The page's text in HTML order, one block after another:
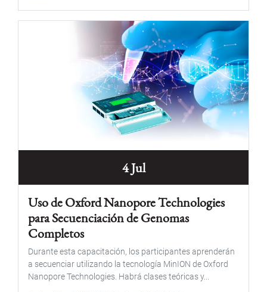
4 Jul
Uso de Oxford Nanopore Technologies
para Secuenciación de Genomas
Completos
Durante esta capacitación, los participantes aprenderán
a secuenciar utilizando la tecnología MinION de Oxford
Nanopore Technologies. Habrá clases teóricas y...